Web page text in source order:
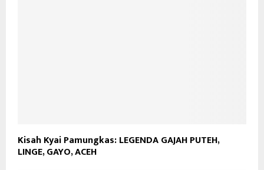
Kisah Kyai Pamungkas: LEGENDA GAJAH PUTEH,
LINGE, GAYO, ACEH